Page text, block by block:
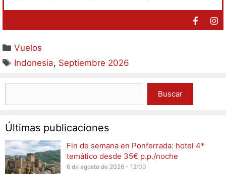
Vuelos
Indonesia, Septiembre 2026
Buscar
Últimas publicaciones
Fin de semana en Ponferrada: hotel 4*
temático desde 35€ p.p./noche
6 de agosto de 2026 - 12:00